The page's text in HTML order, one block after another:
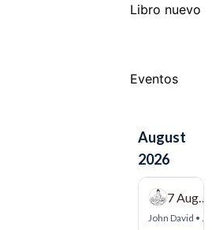
Libro nuevo
Eventos